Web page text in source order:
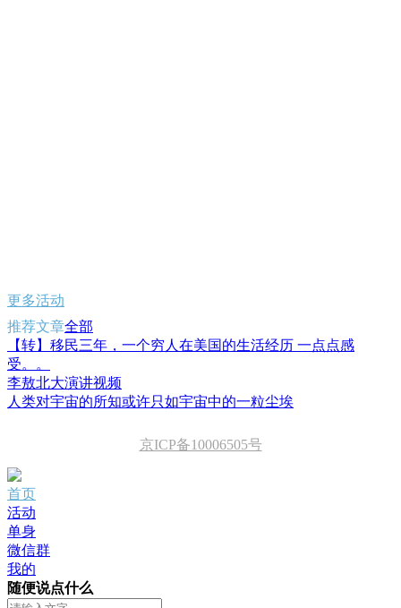
更多活动
推荐文章全部
【转】移民三年，一个穷人在美国的生活经历 一点点感
受。。
李敖北大演讲视频
人类对宇宙的所知或许只如宇宙中的一粒尘埃
京ICP备10006505号
首页
活动
单身
微信群
我的
随便说点什么